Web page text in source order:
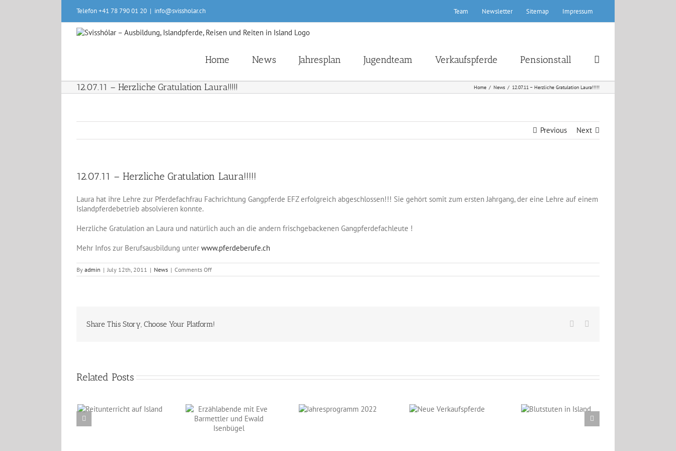
Telefon +41 78 790 01 20 | info@svissholar.ch Team Newsletter Sitemap Impressum
Home News Jahresplan Jugendteam Verkaufspferde Pensionstall
12.07.11 – Herzliche Gratulation Laura!!!!! Home News 12.07.11 – Herzliche Gratulation Laura!!!!!
Previous Next
12.07.11 – Herzliche Gratulation Laura!!!!!
Laura hat ihre Lehre zur Pferdefachfrau Fachrichtung Gangpferde EFZ erfolgreich abgeschlossen!!! Sie gehört somit zum ersten Jahrgang, der eine Lehre auf einem
Islandpferdebetrieb absolvieren konnte.
Herzliche Gratulation an Laura und natürlich auch an die andern frischgebackenen Gangpferdefachleute !
Mehr Infos zur Berufsausbildung unter www.pferdeberufe.ch
By admin | July 12th, 2011 | News | Comments Offon
12.07.11
Share This Story, Choose Your Platform! Facebook
Related Posts
Jahresprogramm
2022
Neue
Blutstuten in